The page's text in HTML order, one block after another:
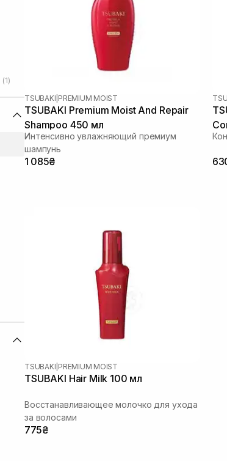
(1)
TSUBAKI PREMIUM MOIST
TSUBAKI Premium Moist And Repair
Shampoo 450 мл
Интенсивно увлажняющий премиум
шампунь
1 085₴
TSUBAKI PREMIUM MOIST
TSUBAKI Hair Milk 100 мл
Восстанавливающее молочко для ухода
за волосами
775₴